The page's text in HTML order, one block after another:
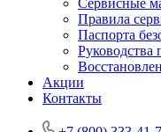
Сервисные
Правила
Паспорта
Руководства
Акции
Контакты